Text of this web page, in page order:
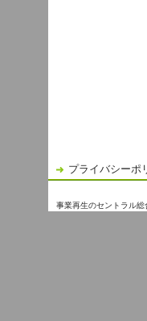
プライバシーポ
事業再生のセントラル総